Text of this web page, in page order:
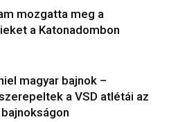
mozgatta meg a
a Katonadombon
magyar bajnok –
a VSD atlétái az